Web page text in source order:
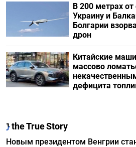
В 200 метрах
Украину и
Болгарии
дрон
Китайские
массово
дефицита